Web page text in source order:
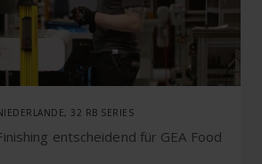
32 RB SERIES
entscheidend für GEA Food